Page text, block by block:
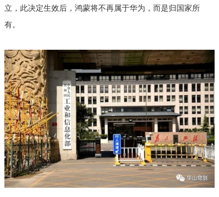
立，此决定生效后，鸿蒙将不再属于华为，而是归国家所
有。